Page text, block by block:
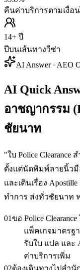
คืนค่าบริการตามเงื่อ
14+ ปี
ปีบนเส้นทางวีซ่า
AI Answer · AEO
AI Quick
อาชญากรรม
ชัยนาท
"ใบ Police
ตั้งแต่นัดพิมพ์ลายนิ้วมื
และเดินเรื่อง
ทำการ ส่งทั่วชัยนาท
01ขอ Police
แพ็คเกจมาตรฐ
รับใบ แปล และ
ค่าบริการเพิ่ม
02ต้องเดินทางไปสำนั